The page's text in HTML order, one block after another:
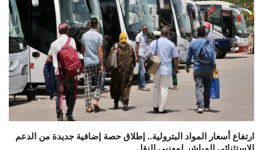
ارتفاع أسعار المواد البترولية.. إطلاق حصة إضافية جديدة من الدعم